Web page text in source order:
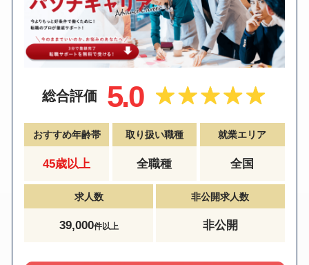
総合評価 5.0
おすすめ年齢帯
45歳以上
取り扱い職種
全職種
就業エリア
全国
求人数
39,000件以上
非公開求人数
非公開